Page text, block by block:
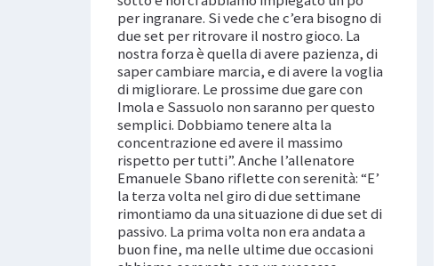
per ingranare. Si vede che c’era bisogno di
due set per ritrovare il nostro gioco. La
nostra forza è quella di avere pazienza, di
saper cambiare marcia, e di avere la voglia
di migliorare. Le prossime due gare con
Imola e Sassuolo non saranno per questo
semplici. Dobbiamo tenere alta la
concentrazione ed avere il massimo
rispetto per tutti”. Anche l’allenatore
Emanuele Sbano riflette con serenità: “E’
la terza volta nel giro di due settimane
rimontiamo da una situazione di due set di
passivo. La prima volta non era andata a
buon fine, ma nelle ultime due occasioni